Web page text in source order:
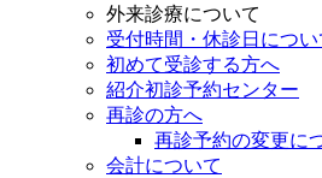
外来診療について
受付時間・休診日につい
初めて受診する方へ
紹介初診予約センター
再診の方へ
再診予約の変更に
会計について